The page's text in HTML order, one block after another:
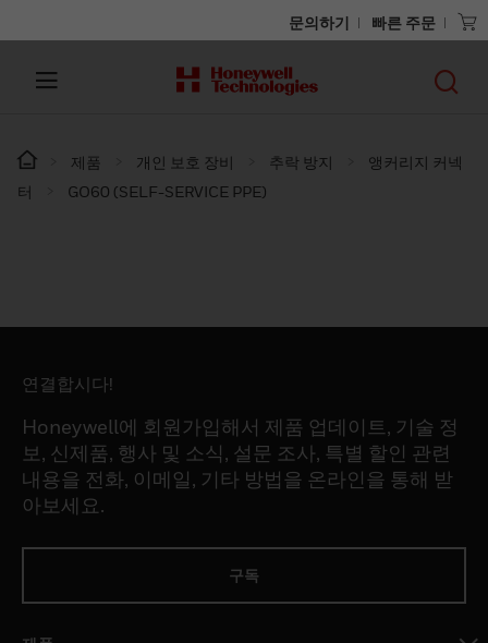
문의하기 빠른 주문
제품 개인 보호 장비 추락 방지
앵커리지 커넥
터
GO60 (SELF-SERVICE PPE)
연결합시다!
Honeywell에 회원가입해서 제품 업데이트, 기술 정
보, 신제품, 행사 및 소식, 설문 조사, 특별 할인 관련
내용을 전화, 이메일, 기타 방법을 온라인을 통해 받
아보세요.
구독